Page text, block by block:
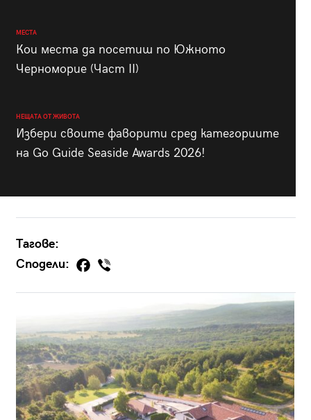
МЕСТА
Кои места да посетиш по Южното
Черноморие (Част II)
НЕЩАТА ОТ ЖИВОТА
Избери своите фаворити сред категориите
на Go Guide Seaside Awards 2026!
Тагове:
Сподели: